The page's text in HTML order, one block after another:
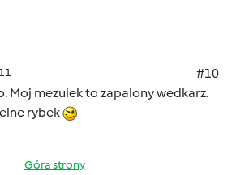
#10
Moj mezulek to zapalony wedkarz.
rybek
Góra strony